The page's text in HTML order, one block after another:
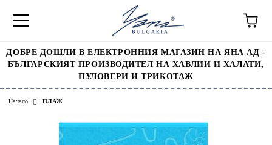
ДОБРЕ ДОШЛИ В ЕЛЕКТРОННИЯ МАГАЗИН НА ЯНА АД -
БЪЛГАРСКИЯТ ПРОИЗВОДИТЕЛ НА ХАВЛИИ И ХАЛАТИ,
ПУЛОВЕРИ И ТРИКОТАЖ
Начало ПЛАЖ